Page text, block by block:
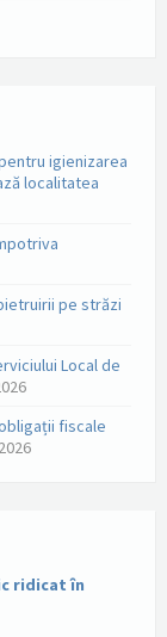
igienizarea
localitatea
pe străzi
Local de
fiscale
ridicat în